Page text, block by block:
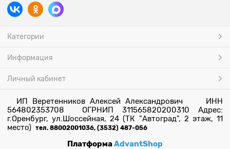
Категории
Информация
Личный кабинет
ИП Веретенников Алексей Александрович ИНН
564802353708 ОГРНИП 311565820200310 Адрес:
г.Оренбург, ул.Шоссейная, 24 (ТК "Автоград", 2 этаж, 11
место) тел. 88002001036, (3532) 487-056
ПлатформаAdvantShop